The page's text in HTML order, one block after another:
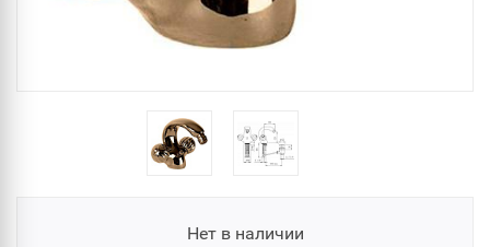
Нет в наличии